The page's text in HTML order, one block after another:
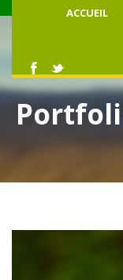
ACCUEIL